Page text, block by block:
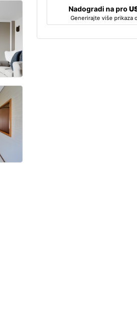
Nadogradi na pro
Generirajte više prikaza